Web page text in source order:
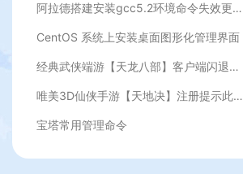
阿拉德搭建安装gcc5.2环境命令失效更新
CentOS 系统上安装桌面图形化管理界面
经典武侠端游【天龙八部】客户端闪退，提示过期等修复插件
唯美3D仙侠手游【天地决】注册提示此服已关闭注册解决办法
宝塔常用管理命令